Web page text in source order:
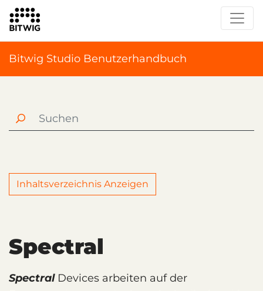
Bitwig Studio Benutzerhandbuch
Inhaltsverzeichnis Anzeigen
Spectral
SpectralDevices arbeiten auf der